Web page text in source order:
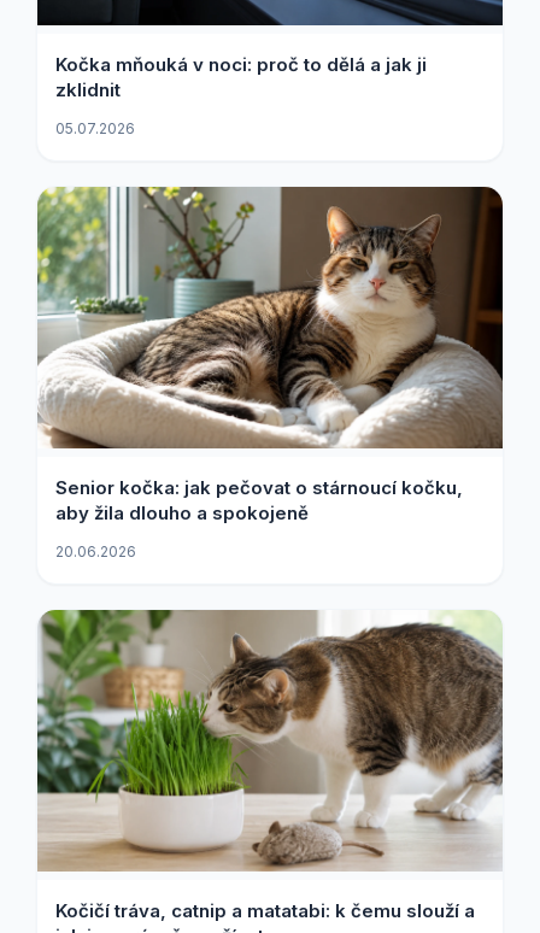
Kočka mňouká v noci: proč to dělá a jak ji
zklidnit
05.07.2026
Senior kočka: jak pečovat o stárnoucí kočku,
aby žila dlouho a spokojeně
20.06.2026
Kočičí tráva, catnip a matatabi: k čemu slouží a